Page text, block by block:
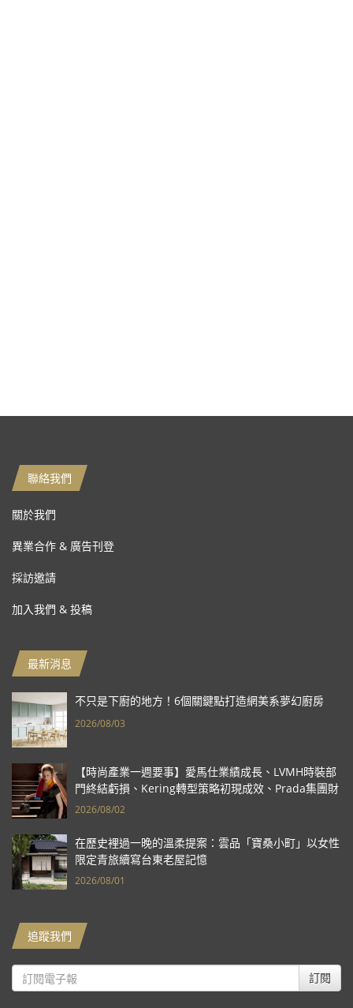
聯絡我們
關於我們
異業合作 & 廣告刊登
採訪邀請
加入我們 & 投稿
最新消息
不只是下廚的地方！6個關鍵點打造網美系夢幻廚房
2026/08/03
【時尚產業一週要事】愛馬仕業績成長、LVMH時裝部
門終結虧損、Kering轉型策略初現成效、Prada集團財
報亮眼
2026/08/02
在歷史裡過一晚的溫柔提案：雲品「寶桑小町」以女性
限定青旅續寫台東老屋記憶
2026/08/01
追蹤我們
訂閱